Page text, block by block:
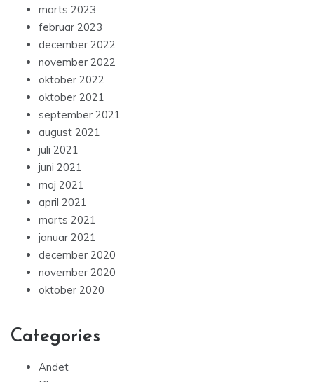
marts 2023
februar 2023
december 2022
november 2022
oktober 2022
oktober 2021
september 2021
august 2021
juli 2021
juni 2021
maj 2021
april 2021
marts 2021
januar 2021
december 2020
november 2020
oktober 2020
Categories
Andet